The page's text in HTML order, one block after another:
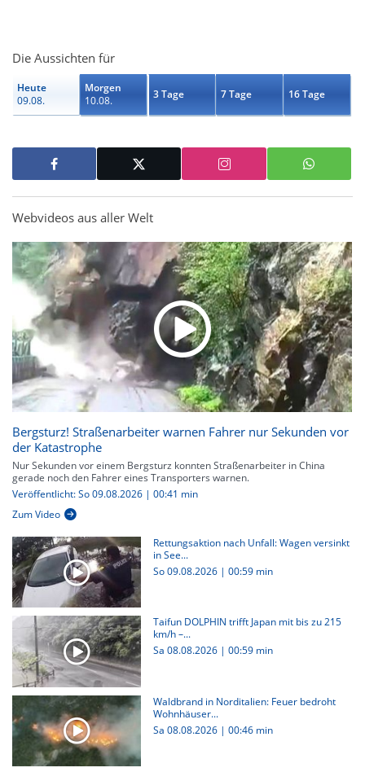
Die Aussichten für
Heute
09.08.
Morgen
10.08.
3 Tage 7 Tage 16 Tage
Webvideos aus aller Welt
Bergsturz! Straßenarbeiter warnen Fahrer nur Sekunden vor
der Katastrophe
Nur Sekunden vor einem Bergsturz konnten Straßenarbeiter in China
gerade noch den Fahrer eines Transporters warnen.
Veröffentlicht: So 09.08.2026 | 00:41 min
Zum Video
Rettungsaktion nach Unfall: Wagen versinkt
in See...
So 09.08.2026 | 00:59 min
Taifun DOLPHIN trifft Japan mit bis zu 215
km/h –...
Sa 08.08.2026 | 00:59 min
Waldbrand in Norditalien: Feuer bedroht
Wohnhäuser...
Sa 08.08.2026 | 00:46 min